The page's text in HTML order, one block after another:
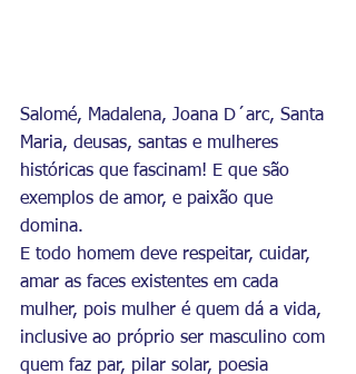
Salomé, Madalena, Joana D´arc, Santa
Maria, deusas, santas e mulheres
históricas que fascinam! E que são
exemplos de amor, e paixão que
domina.
E todo homem deve respeitar, cuidar,
amar as faces existentes em cada
mulher, pois mulher é quem dá a vida,
inclusive ao próprio ser masculino com
quem faz par, pilar solar, poesia